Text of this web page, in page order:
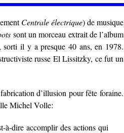
Centrale électrique) de musique
sont un morceau extrait de l’album
sorti il y a presque 40 ans, en 1978.
russe El Lissitzky, ce fut un
d’illusion pour fête foraine.
Michel Volle:
à-dire accomplir des actions qui